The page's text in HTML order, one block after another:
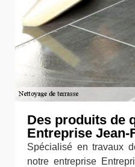
Des produits de
Entreprise Jean-
Spécialisé en travaux
notre entreprise